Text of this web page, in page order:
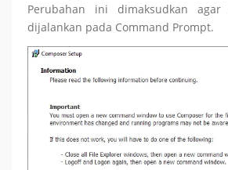
Perubahan ini dimaksudkan agar
dijalankan pada Command Prompt.